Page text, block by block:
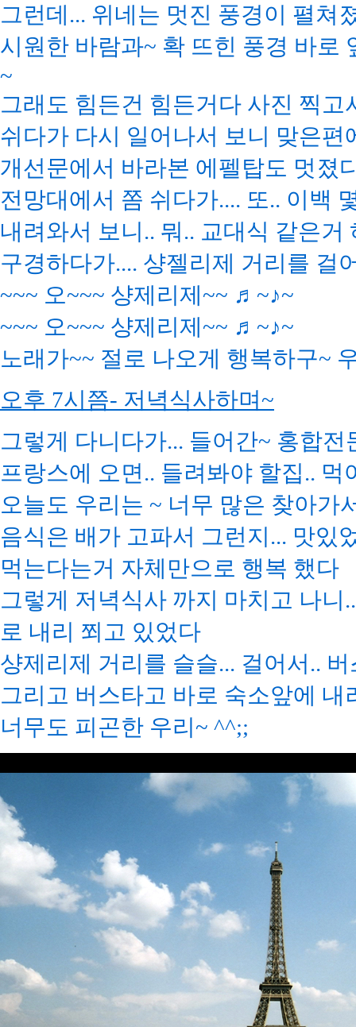
그런데... 위네는 멋진 풍경이 펼쳐
시원한 바람과~ 확 뜨힌 풍경 바로
~
그래도 힘든건 힘든거다 사진 찍
쉬다가 다시 일어나서 보니 맞은편
개선문에서 바라본 에펠탑도 멋졌
전망대에서 쫌 쉬다가.... 또.. 이백
내려와서 보니.. 뭐.. 교대식 같은거
구경하다가.... 샹젤리제 거리를 걸
~~~ 오~~~ 샹제리제~~ ♬~♪~
~~~ 오~~~ 샹제리제~~ ♬~♪~
노래가~~ 절로 나오게 행복하구~
오후 7시쯤- 저녁식사하며~
그렇게 다니다가... 들어간~ 홍합
프랑스에 오면.. 들려봐야 할집..
오늘도 우리는 ~ 너무 많은 찾아가
음식은 배가 고파서 그런지... 맛있
먹는다는거 자체만으로 행복 했다
그렇게 저녁식사 까지 마치고 나
로 내리 쬐고 있었다
샹제리제 거리를 슬슬... 걸어서..
그리고 버스타고 바로 숙소앞에
너무도 피곤한 우리~ ^^;;